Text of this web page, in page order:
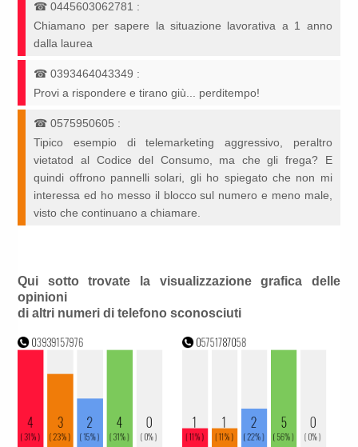
☎0445603062781 :
Chiamano per sapere la situazione lavorativa a 1 anno
dalla laurea
☎0393464043349 :
Provi a rispondere e tirano giù... perditempo!
☎0575950605 :
Tipico esempio di telemarketing aggressivo, peraltro
vietatod al Codice del Consumo, ma che gli frega? E
quindi offrono pannelli solari, gli ho spiegato che non mi
interessa ed ho messo il blocco sul numero e meno male,
visto che continuano a chiamare.
Qui sotto trovate la visualizzazione grafica delle
opinioni
di altri numeri di telefono sconosciuti